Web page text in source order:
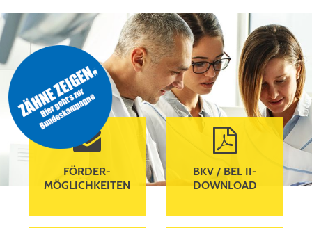
envelope
FÖRDER­
MÖGLICHKEITEN
file-pdf-o
BKV / BEL II-
DOWNLOAD